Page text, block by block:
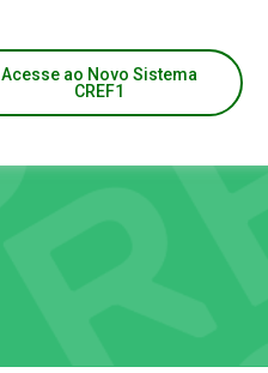
Acesse ao Novo Sistema
CREF1